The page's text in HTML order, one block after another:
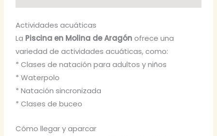
Actividades acuáticas
La Piscina en Molina de Aragónofrece una
variedad de actividades acuáticas, como:
* Clases de natación para adultos y niños
* Waterpolo
* Natación sincronizada
* Clases de buceo
Cómo llegar y aparcar